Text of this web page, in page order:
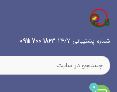
شماره پشتیبانی 24/7 1863 700 0911
0